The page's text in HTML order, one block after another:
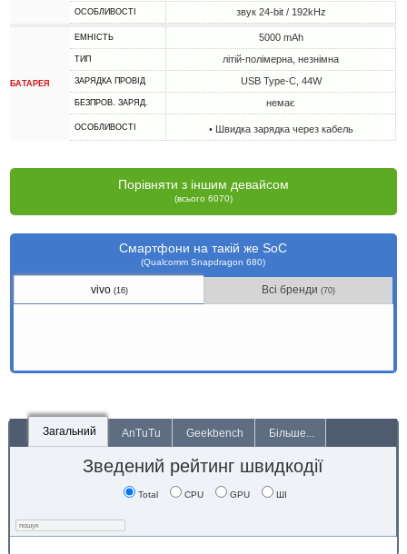
ОСОБЛИВОСТІ звук 24-bit / 192kHz
БАТАРЕЯ
ЕМНІСТЬ 5000 mAh
ТИП літій-полімерна, незнімна
ЗАРЯДКА ПРОВІД USB Type-C, 44W
БЕЗПРОВ. ЗАРЯД. немає
ОСОБЛИВОСТІ • Швидка зарядка через кабель
Порівняти з іншим девайсом
(всього 6070)
Смартфони на такій же SoC
(Qualcomm Snapdragon 680)
vivo (16) Всі бренди(70)
Загальний AnTuTu Geekbench Більше...
Зведений рейтинг швидкодії
Total CPU GPU ШІ